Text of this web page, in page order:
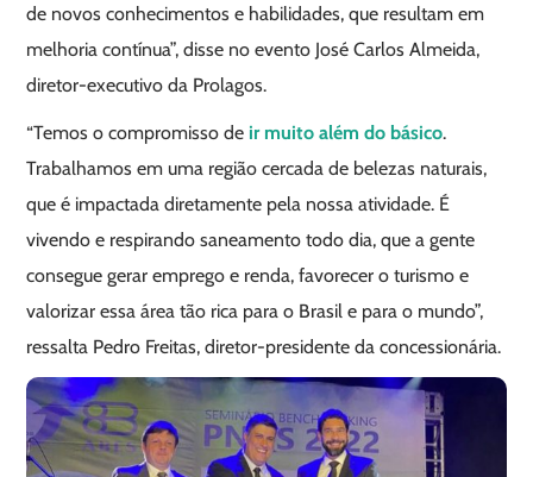
de novos conhecimentos e habilidades, que resultam em
melhoria contínua”, disse no evento José Carlos Almeida,
diretor-executivo da Prolagos.
“Temos o compromisso de ir muito além do básico.
Trabalhamos em uma região cercada de belezas naturais,
que é impactada diretamente pela nossa atividade. É
vivendo e respirando saneamento todo dia, que a gente
consegue gerar emprego e renda, favorecer o turismo e
valorizar essa área tão rica para o Brasil e para o mundo”,
ressalta Pedro Freitas, diretor-presidente da concessionária.